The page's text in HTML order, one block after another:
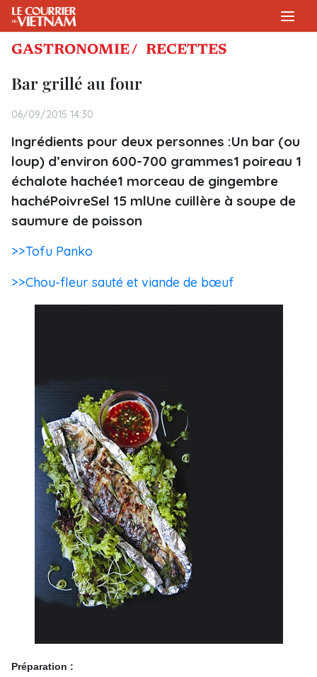
GASTRONOMIE / RECETTES
Bar grillé au four
06/09/2015 14:30
Ingrédients pour deux personnes :Un bar (ou
loup) d’environ 600-700 grammes1 poireau 1
échalote hachée1 morceau de gingembre
hachéPoivreSel 15 mlUne cuillère à soupe de
saumure de poisson
>>Tofu Panko
>>Chou-fleur sauté et viande de bœuf
Préparation :